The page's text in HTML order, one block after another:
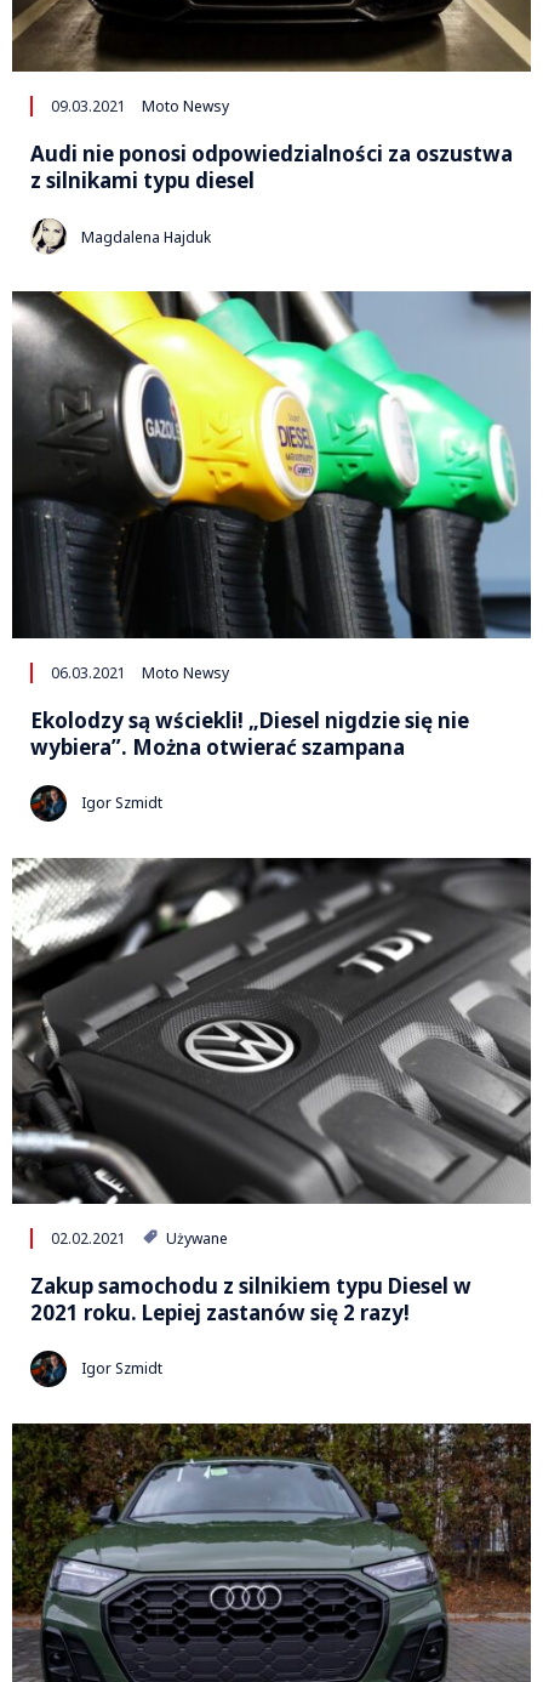
09.03.2021 Moto Newsy
Audi nie ponosi odpowiedzialności za oszustwa
z silnikami typu diesel
Magdalena Hajduk
06.03.2021 Moto Newsy
Ekolodzy są wściekli! „Diesel nigdzie się nie
wybiera”. Można otwierać szampana
Igor Szmidt
02.02.2021 Używane
Zakup samochodu z silnikiem typu Diesel w
2021 roku. Lepiej zastanów się 2 razy!
Igor Szmidt